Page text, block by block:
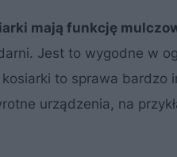
mają funkcję
Jest to wygodne w
to sprawa bardzo
urządzenia, na